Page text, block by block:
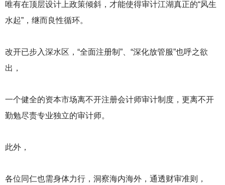
唯有在顶层设计上政策倾斜，才能使得审计江湖真正的“风生
水起”，继而良性循环。
改开已步入深水区，“全面注册制”、“深化放管服”也呼之欲
出，
一个健全的资本市场离不开注册会计师审计制度，更离不开
勤勉尽责专业独立的审计师。
此外，
各位同仁也需身体力行，洞察海内海外，通透财审准则，